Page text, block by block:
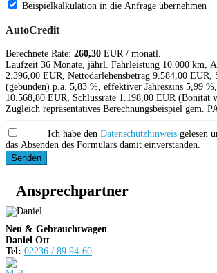
Beispielkalkulation in die Anfrage übernehmen
AutoCredit
Berechnete Rate: 260,30 EUR / monatl.
Laufzeit 36 Monate, jährl. Fahrleistung 10.000 km,
2.396,00 EUR, Nettodarlehensbetrag 9.584,00 EUR,
(gebunden) p.a. 5,83 %, effektiver Jahreszins 5,99
10.568,80 EUR, Schlussrate 1.198,00 EUR (Bonität
Zugleich repräsentatives Berechnungsbeispiel gem.
Ich habe den Datenschutzhinweis gelesen
das Absenden des Formulars damit einverstanden.
Senden
Ansprechpartner
Neu & Gebrauchtwagen
Daniel Ott
Tel: 02236 / 89 94-60